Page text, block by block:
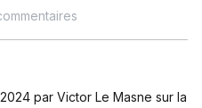
par Victor Le Masne sur la